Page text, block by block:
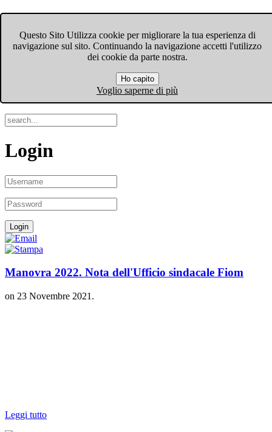
Questo Sito Utilizza cookie per migliorare la tua esperienza di
navigazione sul sito. Continuando la navigazione accetti l'utilizzo
dei cookie da parte nostra.
Ho capito
Voglio saperne di più
Menu
Login
Manovra 2022. Nota dell'Ufficio sindacale Fiom
on 23 Novembre 2021 .
Leggi tutto